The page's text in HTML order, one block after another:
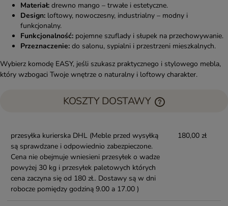
Materiał: drewno mango – trwałe i estetyczne.
Design: loftowy, nowoczesny, industrialny – modny i
funkcjonalny.
Funkcjonalność: pojemne szuflady i słupek na przechowywanie.
Przeznaczenie: do salonu, sypialni i przestrzeni mieszkalnych.
Wybierz komodę EASY, jeśli szukasz praktycznego i stylowego mebla,
który wzbogaci Twoje wnętrze o naturalny i loftowy charakter.
KOSZTY DOSTAWY
przesyłka kurierska DHL (Meble przed wysyłką
są sprawdzane i odpowiednio zabezpieczone.
Cena nie obejmuje wniesieni przesyłek o wadze
powyżej 30 kg i przesyłek paletowych których
cena zaczyna się od 180 zł.. Dostawy są w dni
robocze pomiędzy godziną 9.00 a 17.00 )
180,00 zł